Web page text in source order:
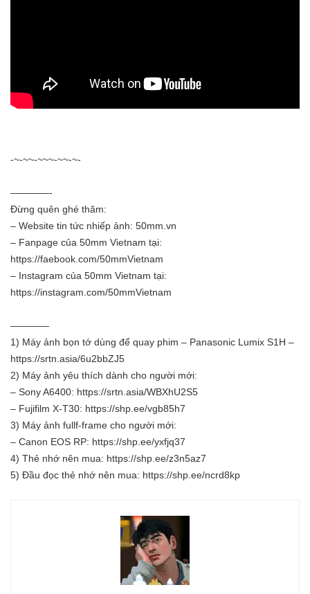
-~-~~-~~~-~~-~-
————-
Đừng quên ghé thăm:
– Website tin tức nhiếp ảnh: 50mm.vn
– Fanpage của 50mm Vietnam tại:
https://faebook.com/50mmVietnam
– Instagram của 50mm Vietnam tại:
https://instagram.com/50mmVietnam
————
1) Máy ảnh bọn tớ dùng để quay phim – Panasonic Lumix S1H –
https://srtn.asia/6u2bbZJ5
2) Máy ảnh yêu thích dành cho người mới:
– Sony A6400: https://srtn.asia/WBXhU2S5
– Fujifilm X-T30: https://shp.ee/vgb85h7
3) Máy ảnh fullf-frame cho người mới:
– Canon EOS RP: https://shp.ee/yxfjq37
4) Thẻ nhớ nên mua: https://shp.ee/z3n5az7
5) Đầu đọc thẻ nhớ nên mua: https://shp.ee/ncrd8kp